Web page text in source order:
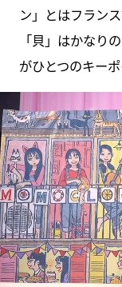
ン」とはフラン
「貝」はかなり
がひとつのキー